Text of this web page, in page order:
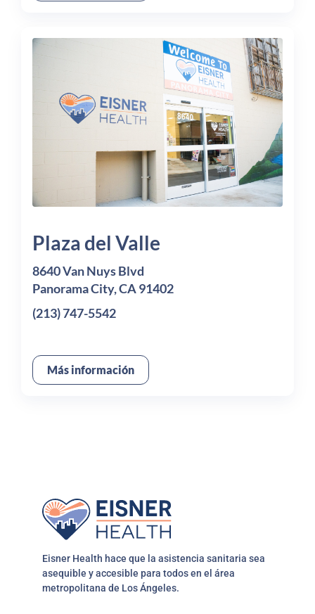
Plaza del Valle
8640 Van Nuys Blvd
Panorama City, CA 91402
(213) 747-5542
Más información
Eisner Health hace que la asistencia sanitaria sea
asequible y accesible para todos en el área
metropolitana de Los Ángeles.